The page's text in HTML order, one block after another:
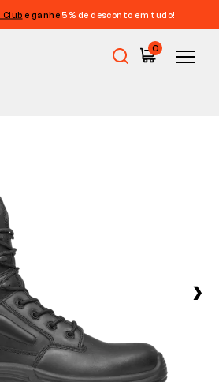
Club e ganhe 5% de desconto em tudo!
0